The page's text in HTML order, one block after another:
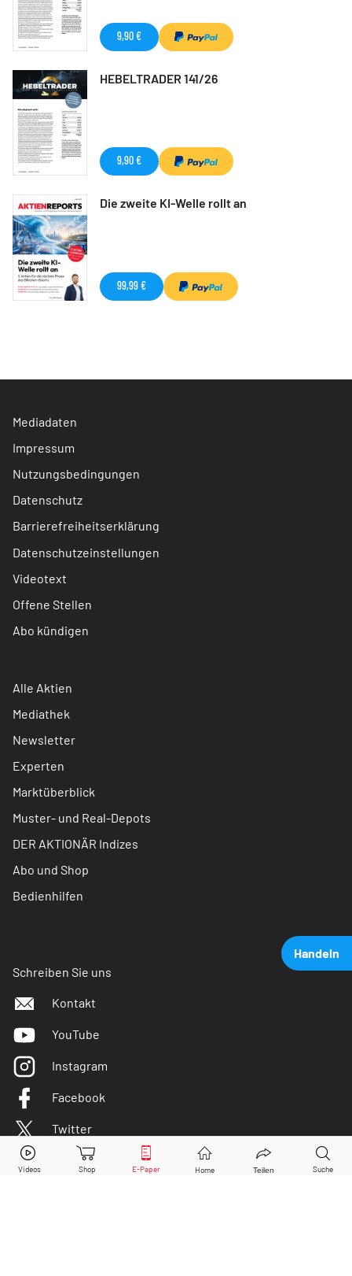
Handeln
CommerzbankAktie jetzt handeln?
9,90 €
HEBELTRADER 141/26
9,90 €
Die zweite KI-Welle rollt an
99,99 €
Mediadaten
Impressum
Nutzungsbedingungen
Datenschutz
Barrierefreiheitserklärung
Datenschutzeinstellungen
Videotext
Offene Stellen
Abo kündigen
Alle Aktien
Mediathek
Newsletter
Experten
Marktüberblick
Muster- und Real-Depots
DER AKTIONÄR Indizes
Abo und Shop
Bedienhilfen
Schreiben Sie uns
Kontakt
YouTube
Instagram
Facebook
Twitter